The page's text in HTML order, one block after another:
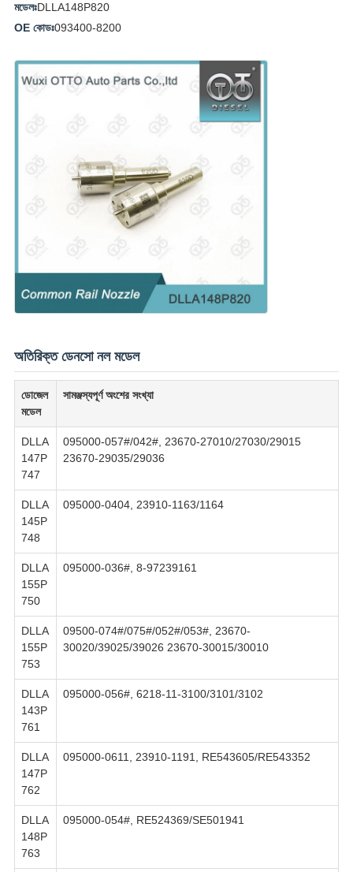
মডেলঃDLLA148P820
OE কোডঃ093400-8200
অতিরিক্ত ডেনসো নল মডেল
ডোজেল
মডেল
সামঞ্জস্যপূর্ণ অংশের সংখ্যা
DLLA
147P
747
095000-057#/042#, 23670-27010/27030/29015
23670-29035/29036
DLLA
145P
748
095000-0404, 23910-1163/1164
DLLA
155P
750
095000-036#, 8-97239161
DLLA
155P
753
09500-074#/075#/052#/053#, 23670-
30020/39025/39026 23670-30015/30010
DLLA
143P
761
095000-056#, 6218-11-3100/3101/3102
DLLA
147P
762
095000-0611, 23910-1191, RE543605/RE543352
DLLA
148P
763
095000-054#, RE524369/SE501941